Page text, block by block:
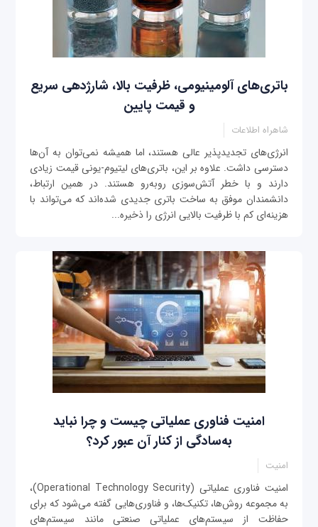
باتری‌های آلومینیومی، ظرفیت بالا، شارژدهی سریع
و قیمت پایین
شاهراه اطلاعات
انرژی‌های تجدیدپذیر عالی هستند، اما همیشه نمی‌توان به آن‌ها
دسترسی داشت. علاوه بر این، باتری‌های لیتیوم-یونی قیمت زیادی
دارند و با خطر آتش‌سوزی روبه‌رو هستند. در همین ارتباط،
دانشمندان موفق به ساخت باتری جدیدی شده‌اند که می‌تواند با
هزینه‌ای کم با ظرفیت بالایی انرژی را ذخیره‌...
امنیت فناوری عملیاتی چیست و چرا نباید
به‌سادگی از کنار آن عبور کرد؟
امنیت
امنیت فناوری عملیاتی (Operational Technology Security)،
به مجموعه روش‌ها، تکنیک‌ها، و فناوری‌هایی گفته می‌شود که برای
حفاظت از سیستم‌های عملیاتی صنعتی مانند سیستم‌های